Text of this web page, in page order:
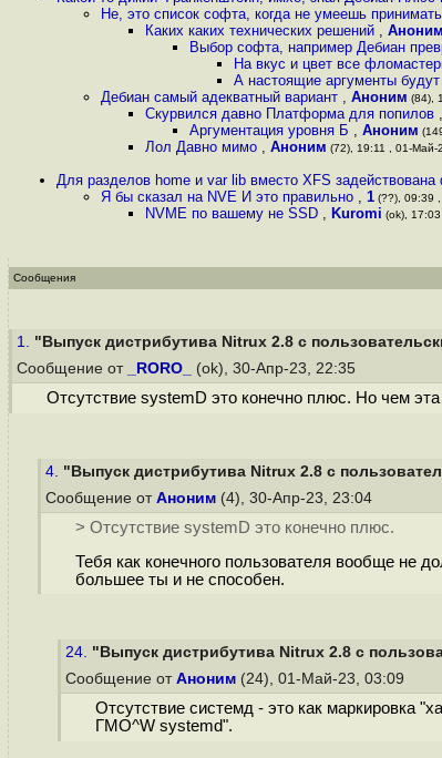
Не, это список софта, когда не умеешь
Каких каких технических решений , Аноним
Выбор софта, например Дебиан
На вкус и цвет все
А настоящие аргументы
Дебиан самый адекватный вариант , Аноним (84),
Скурвился давно Платформа для попилов ,
Аргументация уровня Б , Аноним
Лол Давно мимо , Аноним (72), 19:11 , 01-Май-
Для разделов home и var lib вместо XFS
Я бы сказал на NVE И это правильно , 1 (??), 09:39
NVME по вашему не SSD , Kuromi (ok),
Сообщения
1. "Выпуск дистрибутива Nitrux 2.8 с
Сообщение от
_RORO_ (ok), 30-Апр-23, 22:35
Отсутствие systemD это конечно плюс. Но чем
4. "Выпуск дистрибутива Nitrux 2.8 с
Сообщение от Аноним (4), 30-Апр-23, 23:04
> Отсутствие systemD это конечно плюс.
Тебя как конечного пользователя вообще не
большее ты и не способен.
24. "Выпуск дистрибутива Nitrux 2.8 с
Сообщение от Аноним (24), 01-Май-23, 03:09
Отсутствие системд - это как маркировка
ГМО^W systemd".